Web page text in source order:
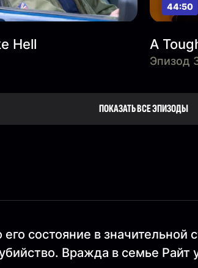
Hell
44:50
A
Эпизод
ПОКАЗАТЬ ВСЕ ЭПИЗОДЫ
состояние в
Вражда в семье Райт